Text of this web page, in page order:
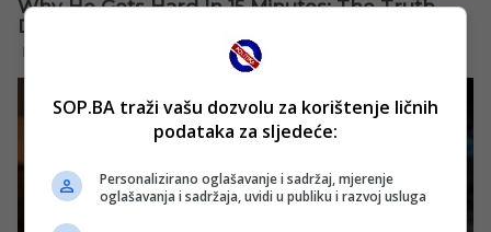
SOP.BA traži vašu dozvolu za korištenje ličnih
podataka za sljedeće:
Personalizirano oglašavanje i sadržaj, mjerenje
oglašavanja i sadržaja, uvidi u publiku i razvoj usluga